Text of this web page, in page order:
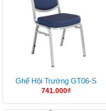
Ghế Hội Trường GT06-S
741.000₫